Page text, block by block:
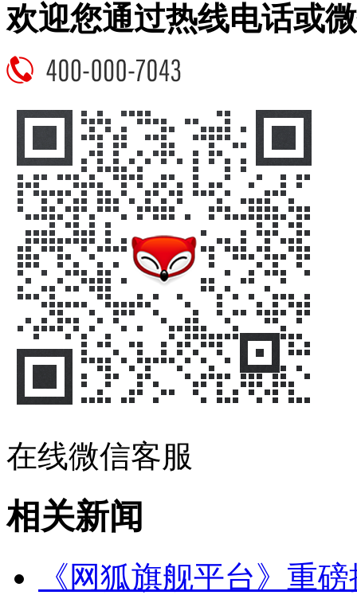
欢迎您通过热线电话或
在线微信客服
相关新闻
《网狐旗舰平台》重